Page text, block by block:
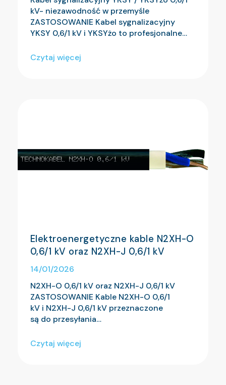
kV- niezawodność w przemyśle
ZASTOSOWANIE Kabel sygnalizacyjny
YKSY 0,6/1 kV i YKSYżo to profesjonalne…
Czytaj więcej
Elektroenergetyczne kable N2XH-O
0,6/1 kV oraz N2XH-J 0,6/1 kV
14/01/2026
N2XH-O 0,6/1 kV oraz N2XH-J 0,6/1 kV
ZASTOSOWANIE Kable N2XH-O 0,6/1
kV i N2XH-J 0,6/1 kV przeznaczone
są do przesyłania…
Czytaj więcej